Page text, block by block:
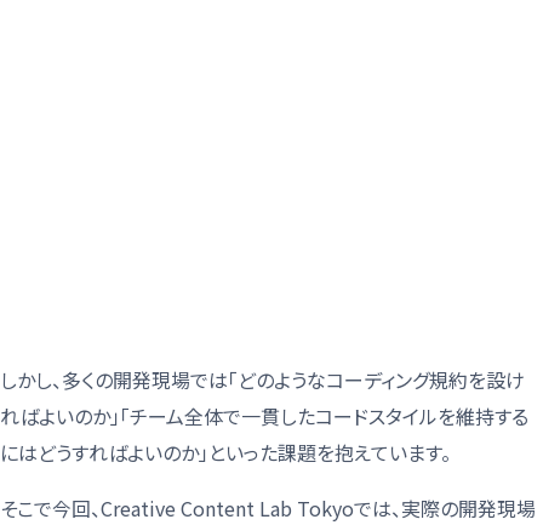
しかし、多くの開発現場では「どのようなコーディング規約を設け
ればよいのか」「チーム全体で一貫したコードスタイルを維持する
にはどうすればよいのか」といった課題を抱えています。
そこで今回、Creative Content Lab Tokyoでは、実際の開発現場